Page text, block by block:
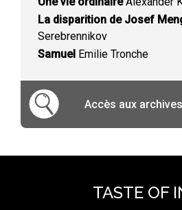
La disparition de Josef
Serebrennikov
Samuel Emilie Tronche
Accès aux
TASTE OF